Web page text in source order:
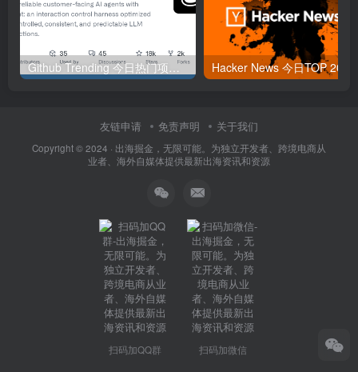
Github Trending 今日热门项目 | 2025-09-06
友链申请 免责声明 关于我们
Copyright © 2024 · 出海掘金，无限可能。为独立开发者、跨境电商从
业者、海外自媒体提供最新出海资讯和资源
扫码加QQ群 扫码加微信